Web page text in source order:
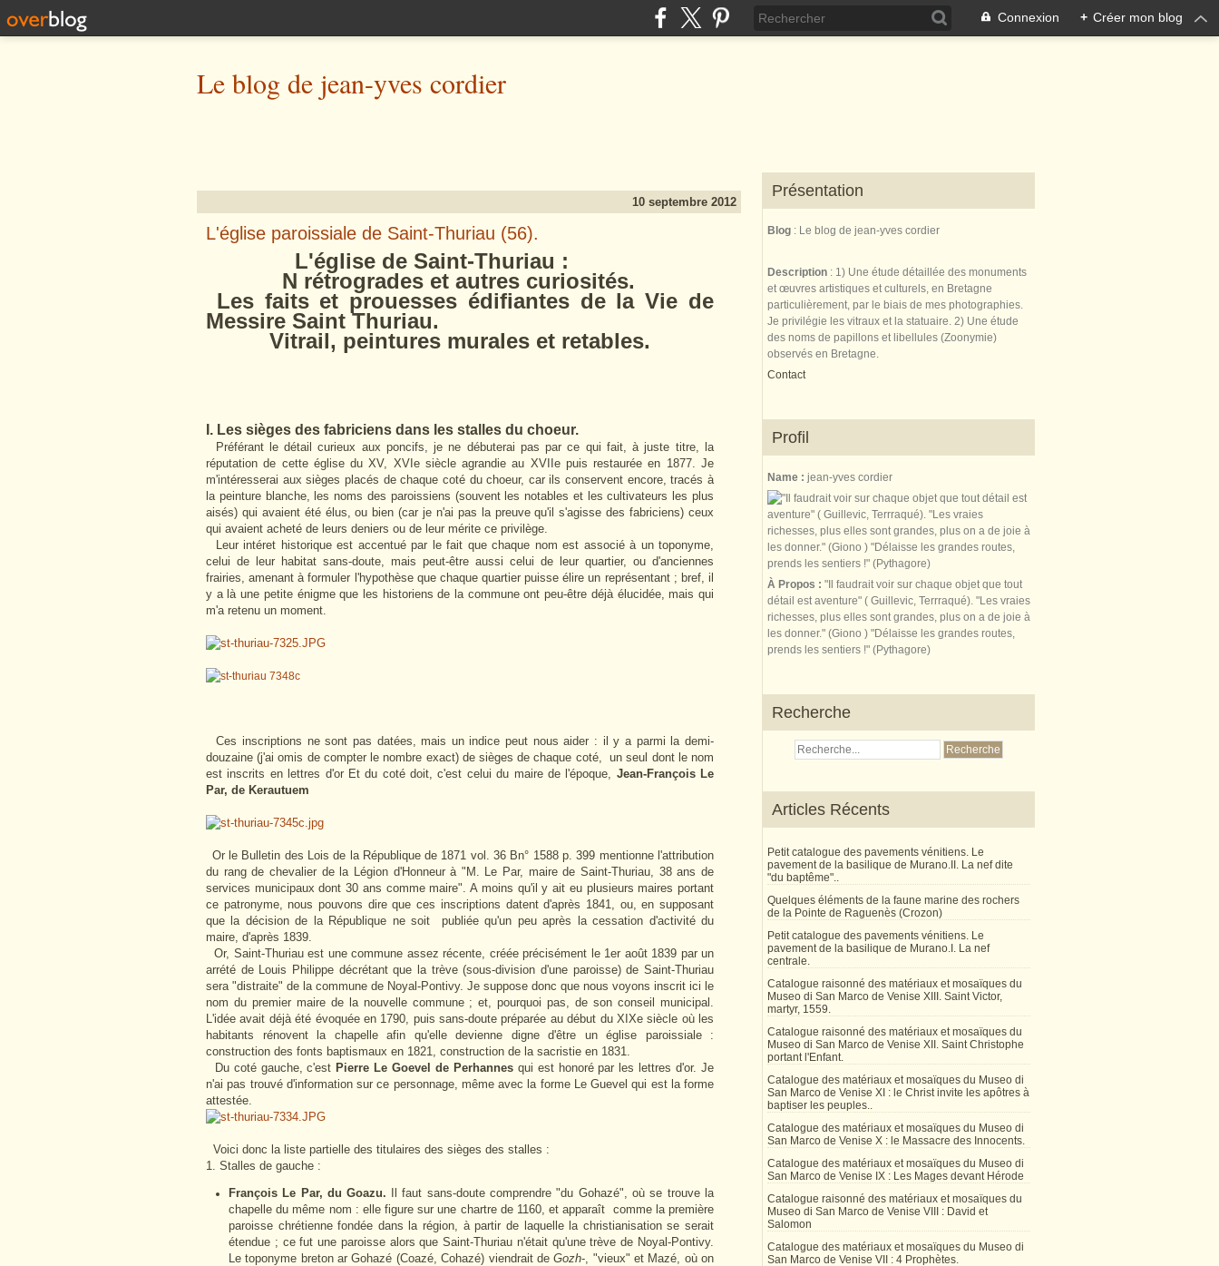
Connexion + Créer mon blog
Le blog de jean-yves cordier
10 septembre 2012
L'église paroissiale de Saint-Thuriau (56).
L'église de Saint-Thuriau :
N rétrogrades et autres curiosités.
Les faits et prouesses édifiantes de la Vie de
Messire Saint Thuriau.
Vitrail, peintures murales et retables.
I. Les sièges des fabriciens dans les stalles du choeur.
Préférant le détail curieux aux poncifs, je ne débuterai pas par ce qui fait, à juste titre, la
réputation de cette église du XV, XVIe siècle agrandie au XVIIe puis restaurée en 1877. Je
m'intéresserai aux sièges placés de chaque coté du choeur, car ils conservent encore, tracés à
la peinture blanche, les noms des paroissiens (souvent les notables et les cultivateurs les plus
aisés) qui avaient été élus, ou bien (car je n'ai pas la preuve qu'il s'agisse des fabriciens) ceux
qui avaient acheté de leurs deniers ou de leur mérite ce privilège.
Leur intéret historique est accentué par le fait que chaque nom est associé à un toponyme,
celui de leur habitat sans-doute, mais peut-être aussi celui de leur quartier, ou d'anciennes
frairies, amenant à formuler l'hypothèse que chaque quartier puisse élire un représentant ; bref, il
y a là une petite énigme que les historiens de la commune ont peu-être déjà élucidée, mais qui
m'a retenu un moment.
Ces inscriptions ne sont pas datées, mais un indice peut nous aider : il y a parmi la demi-
douzaine (j'ai omis de compter le nombre exact) de sièges de chaque coté, un seul dont le nom
est inscrits en lettres d'or Et du coté doit, c'est celui du maire de l'époque, Jean-François Le
Par, de Kerautuem
Or le Bulletin des Lois de la République de 1871 vol. 36 Bn° 1588 p. 399 mentionne l'attribution
du rang de chevalier de la Légion d'Honneur à "M. Le Par, maire de Saint-Thuriau, 38 ans de
services municipaux dont 30 ans comme maire". A moins qu'il y ait eu plusieurs maires portant
ce patronyme, nous pouvons dire que ces inscriptions datent d'après 1841, ou, en supposant
que la décision de la République ne soit publiée qu'un peu après la cessation d'activité du
maire, d'après 1839.
Or, Saint-Thuriau est une commune assez récente, créée précisément le 1er août 1839 par un
arrété de Louis Philippe décrétant que la trève (sous-division d'une paroisse) de Saint-Thuriau
sera "distraite" de la commune de Noyal-Pontivy. Je suppose donc que nous voyons inscrit ici le
nom du premier maire de la nouvelle commune ; et, pourquoi pas, de son conseil municipal.
L'idée avait déjà été évoquée en 1790, puis sans-doute préparée au début du XIXe siècle où les
habitants rénovent la chapelle afin qu'elle devienne digne d'être un église paroissiale :
construction des fonts baptismaux en 1821, construction de la sacristie en 1831.
Du coté gauche, c'est Pierre Le Goevel de Perhannesqui est honoré par les lettres d'or. Je
n'ai pas trouvé d'information sur ce personnage, même avec la forme Le Guevel qui est la forme
attestée.
Voici donc la liste partielle des titulaires des sièges des stalles :
1. Stalles de gauche :
François Le Par, du Goazu.
Il faut sans-doute comprendre "du Gohazé", où se trouve la
chapelle du même nom : elle figure sur une chartre de 1160, et apparaît comme la première
paroisse chrétienne fondée dans la région, à partir de laquelle la christianisation se serait
étendue ; ce fut une paroisse alors que Saint-Thuriau n'était qu'une trève de Noyal-Pontivy.
Le toponyme breton ar Gohazé (Coazé, Cohazé) viendrait deGozh-, "vieux" et Mazé, où on
Présentation
Blog : Le blog de jean-yves cordier
Description : 1) Une étude détaillée des monuments
et œuvres artistiques et culturels, en Bretagne
particulièrement, par le biais de mes photographies.
Je privilégie les vitraux et la statuaire. 2) Une étude
des noms de papillons et libellules (Zoonymie)
observés en Bretagne.
Contact
Profil
Name : jean-yves cordier
À Propos : "Il faudrait voir sur chaque objet que tout
détail est aventure" ( Guillevic, Terrraqué). "Les vraies
richesses, plus elles sont grandes, plus on a de joie à
les donner." (Giono ) "Délaisse les grandes routes,
prends les sentiers !" (Pythagore)
Recherche
Articles Récents
Petit catalogue des pavements vénitiens. Le
pavement de la basilique de Murano.II. La nef dite
"du baptême"..
Quelques éléments de la faune marine des rochers
de la Pointe de Raguenès (Crozon)
Petit catalogue des pavements vénitiens. Le
pavement de la basilique de Murano.I. La nef
centrale.
Catalogue raisonné des matériaux et mosaïques du
Museo di San Marco de Venise XIII. Saint Victor,
martyr, 1559.
Catalogue raisonné des matériaux et mosaïques du
Museo di San Marco de Venise XII. Saint Christophe
portant l'Enfant.
Catalogue des matériaux et mosaïques du Museo di
San Marco de Venise XI : le Christ invite les apôtres à
baptiser les peuples..
Catalogue des matériaux et mosaïques du Museo di
San Marco de Venise X : le Massacre des Innocents.
Catalogue des matériaux et mosaïques du Museo di
San Marco de Venise IX : Les Mages devant Hérode
Catalogue raisonné des matériaux et mosaïques du
Museo di San Marco de Venise VIII : David et
Salomon
Catalogue des matériaux et mosaïques du Museo di
San Marco de Venise VII : 4 Prophètes.